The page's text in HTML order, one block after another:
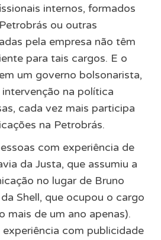
internos, formados
ou outras
pela empresa não têm
para tais cargos. E o
um governo bolsonarista,
na política
cada vez mais participa
na Petrobrás.
com experiência de
da Justa, que assumiu a
no lugar de Bruno
Shell, que ocupou o cargo
mais de um ano apenas).
com publicidade